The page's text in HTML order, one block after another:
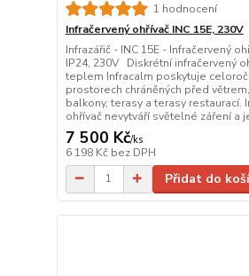
1 hodnocení
Infračervený ohřívač INC 15E, 230V
Infrazářič - INC 15E - Infračervený
IP24, 230V Diskrétní infračervený
teplem Infracalm poskytuje
prostorech chráněných před
balkony, terasy a terasy restaurací.
ohřívač nevytváří světelné záření a
7 500 Kč/ks
6 198 Kč bez DPH
Přidat do